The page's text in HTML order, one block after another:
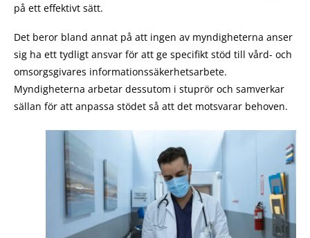
på ett effektivt sätt.
Det beror bland annat på att ingen av myndigheterna anser
sig ha ett tydligt ansvar för att ge specifikt stöd till vård- och
omsorgsgivares informationssäkerhetsarbete.
Myndigheterna arbetar dessutom i stuprör och samverkar
sällan för att anpassa stödet så att det motsvarar behoven.